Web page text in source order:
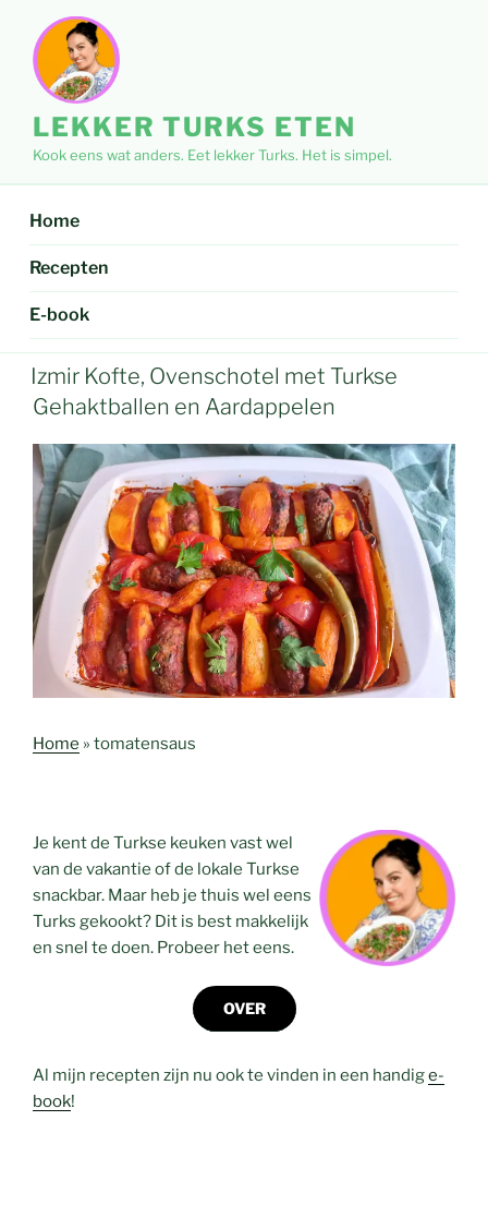
inhoud
LEKKER TURKS ETEN
Kook eens wat anders. Eet lekker Turks. Het is simpel.
Home
Recepten
E-book
Izmir Kofte, Ovenschotel met Turkse
Gehaktballen en Aardappelen
Home » tomatensaus
Je kent de Turkse keuken vast wel
van de vakantie of de lokale Turkse
snackbar. Maar heb je thuis wel eens
Turks gekookt? Dit is best makkelijk
en snel te doen. Probeer het eens.
OVER
Al mijn recepten zijn nu ook te vinden in een handige-
book!